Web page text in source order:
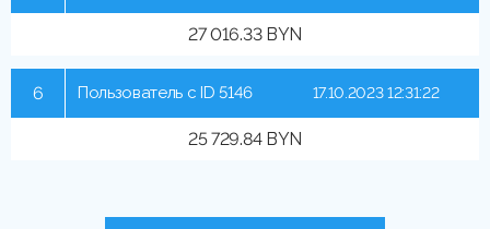
27 016.33 BYN
6 Пользователь с ID 5146
25 729.84 BYN
17.10.2023 12:31:22